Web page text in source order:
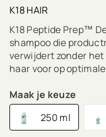
K18 HAIR
K18 Peptide Prep™
shampoo die
verwijdert zonder
haar voor op
Maak je keuze
250 ml